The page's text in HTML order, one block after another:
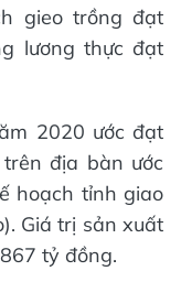
gieo trồng đạt
lương thực đạt
2020 ước đạt
địa bàn ước
hoạch tỉnh giao
Giá trị sản xuất
tỷ đồng.